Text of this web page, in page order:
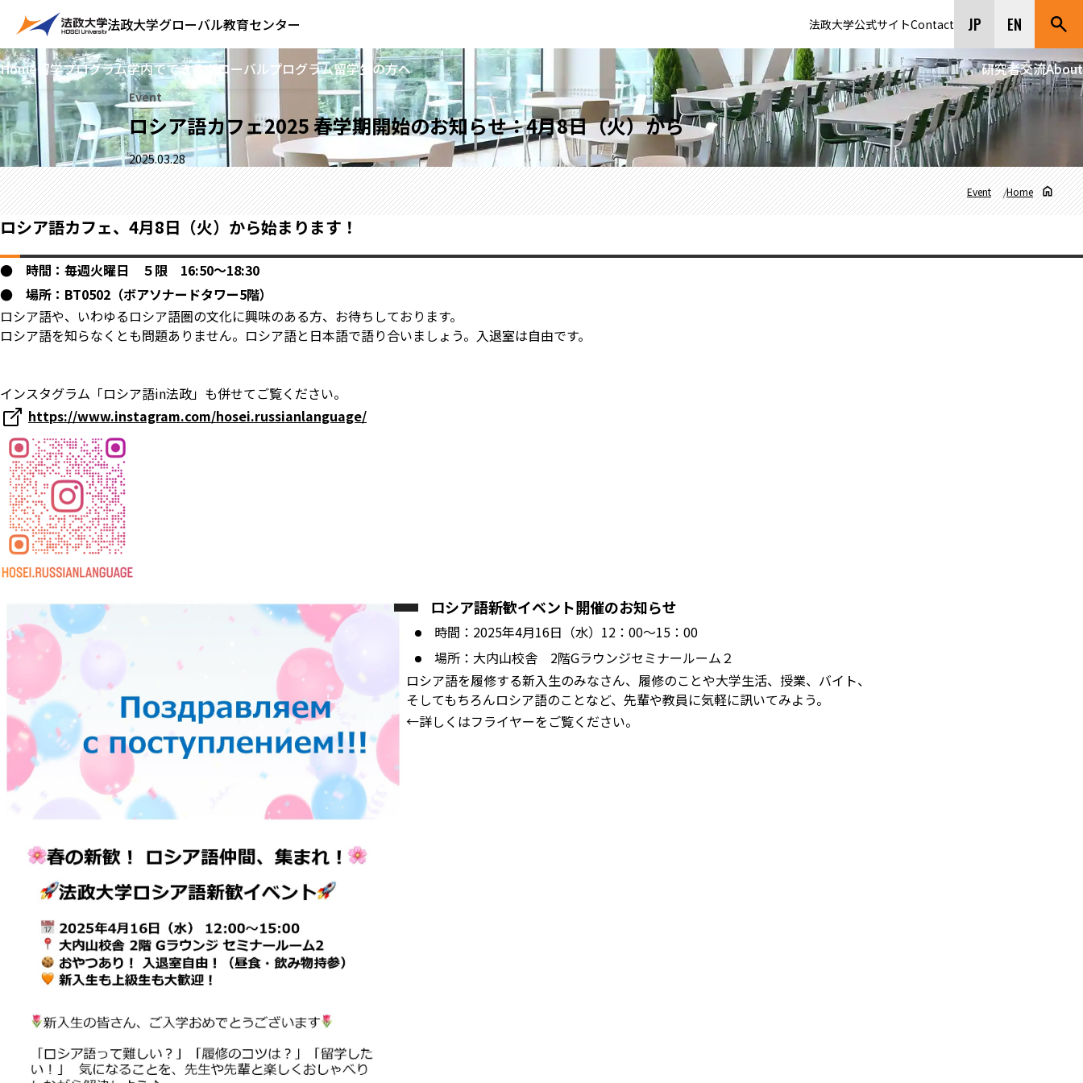
法政大学グローバル教育センター 法政大学公式サイトContact JP EN
Home留学プログラム学内でできるグローバルプログラム留学生の方へ 研究者交流About
Event
ロシア語カフェ2025 春学期開始のお知らせ：4月8日（火）から
2025.03.28
Home
Event
ロシア語カフェ、4月8日（火）から始まります！
● 時間：毎週火曜日 ５限 16:50～18:30
● 場所：BT0502（ボアソナードタワー5階）
ロシア語や、いわゆるロシア語圏の文化に興味のある方、お待ちしております。
ロシア語を知らなくとも問題ありません。ロシア語と日本語で語り合いましょう。入退室は自由です。
インスタグラム「ロシア語in法政」も併せてご覧ください。
https://www.instagram.com/hosei.russianlanguage/
ロシア語新歓イベント開催のお知らせ
時間：2025年4月16日（水）12：00～15：00
場所：大内山校舎 2階Gラウンジセミナールーム２
ロシア語を履修する新入生のみなさん、履修のことや大学生活、授業、バイト、
そしてもちろんロシア語のことなど、先輩や教員に気軽に訊いてみよう。
←詳しくはフライヤーをご覧ください。